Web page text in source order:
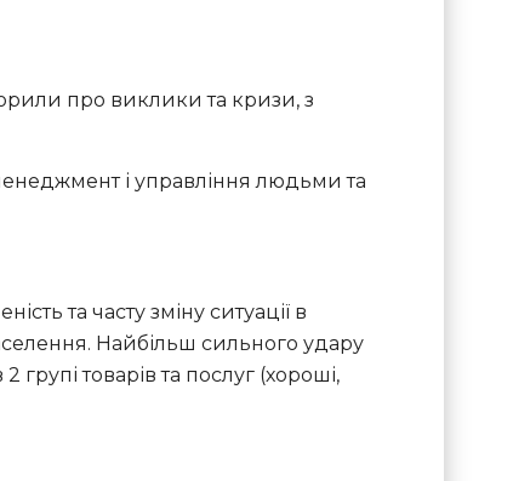
про виклики та кризи, з
і управління людьми та
та часту зміну ситуації в
Найбільш сильного удару
товарів та послуг (хороші,